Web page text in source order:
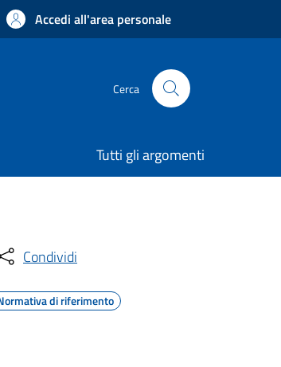
Accedi all'area personale
Cerca
Tutti gli argomenti
Condividi
di riferimento